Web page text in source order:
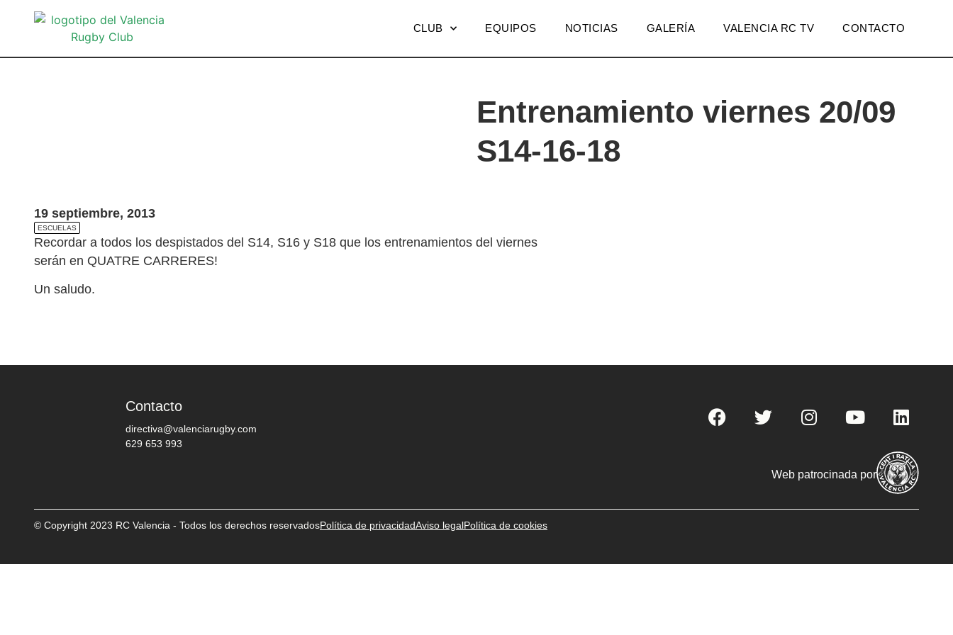
CLUB EQUIPOS NOTICIAS GALERÍA VALENCIA RC TV CONTACTO
Entrenamiento viernes 20/09
S14-16-18
19 septiembre, 2013
ESCUELAS
Recordar a todos los despistados del S14, S16 y S18 que los entrenamientos del viernes
serán en QUATRE CARRERES!
Un saludo.
Contacto
directiva@valenciarugby.com
629 653 993
Web patrocinada por
© Copyright 2023 RC Valencia - Todos los derechos reservadosPolítica de privacidadAviso legalPolítica de cookies